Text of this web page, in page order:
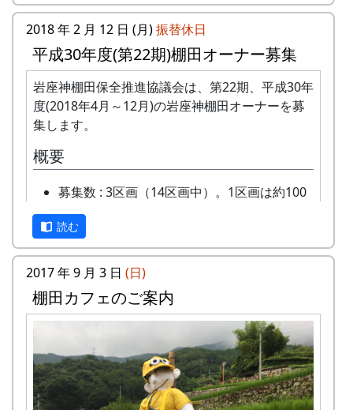
ふれあう勇気をお持ちで、地域になじめるか
た。家族や団体でも結構です。
年会費 : 1区画5万円です。
申込み期限 : 2019年3月15日。
選考 : 応募者が募集数を超えた場合は、アン
ケート回答をもとに、当協議会で書類選考さ
せていただきます。
FAXまたはメールでお申し込み下さい（FAX
名、電話番号を明記して下さい）。 折り返
し、詳しい内容と「申し込みアンケート」を
お送りいたしますので、申し込みアンケート
をご返送ください。
申込み・お問合せの窓口
岩座神棚田保全推進協議会事務局
TEL & FAX: 9999-99-9999
携帯: 999-9999-9999
MAIL : mailaddress
担当 : XX
2018 年 2 月 12 日 (月)振替休日
平成30年度(第22期)棚田オーナー募集
岩座神棚田保全推進協議会は、第22期、平成30年
度(2018年4月～12月)の岩座神棚田オーナーを募
集します。
概要
募集数 : 3区画（14区画中）。1区画は約100
平方メートルです。
応募資格 : まじめに農業に取り組み、自然と
ふれあう勇気をお持ちで、地域になじめるか
た。家族や団体でも結構です。
年会費 : 1区画5万円です。
申込み期限 : 2018年2月28日。
選考 : 応募者が募集数を超えた場合は、アン
ケート回答をもとに、当協議会で書類選考さ
せていただきます。
申込み方法 : 下記の申込み窓口に、電話、
FAXまたはメールでお申し込み下さい（FAX
読む
2017 年 9 月 3 日 (日)
棚田カフェのご案内